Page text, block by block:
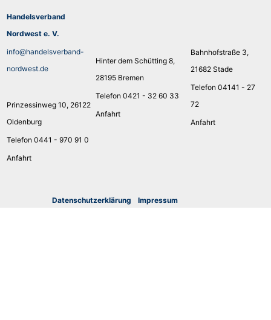
Handelsverband
Nordwest e. V.
info@handelsverband-
nordwest.de
Prinzessinweg 10, 26122
Oldenburg
Telefon 0441 - 970 91 0
Anfahrt
Hinter dem Schütting 8,
28195 Bremen
Telefon 0421 - 32 60 33
Anfahrt
Bahnhofstraße 3,
21682 Stade
Telefon 04141 - 27
72
Anfahrt
Datenschutzerklärung Impressum